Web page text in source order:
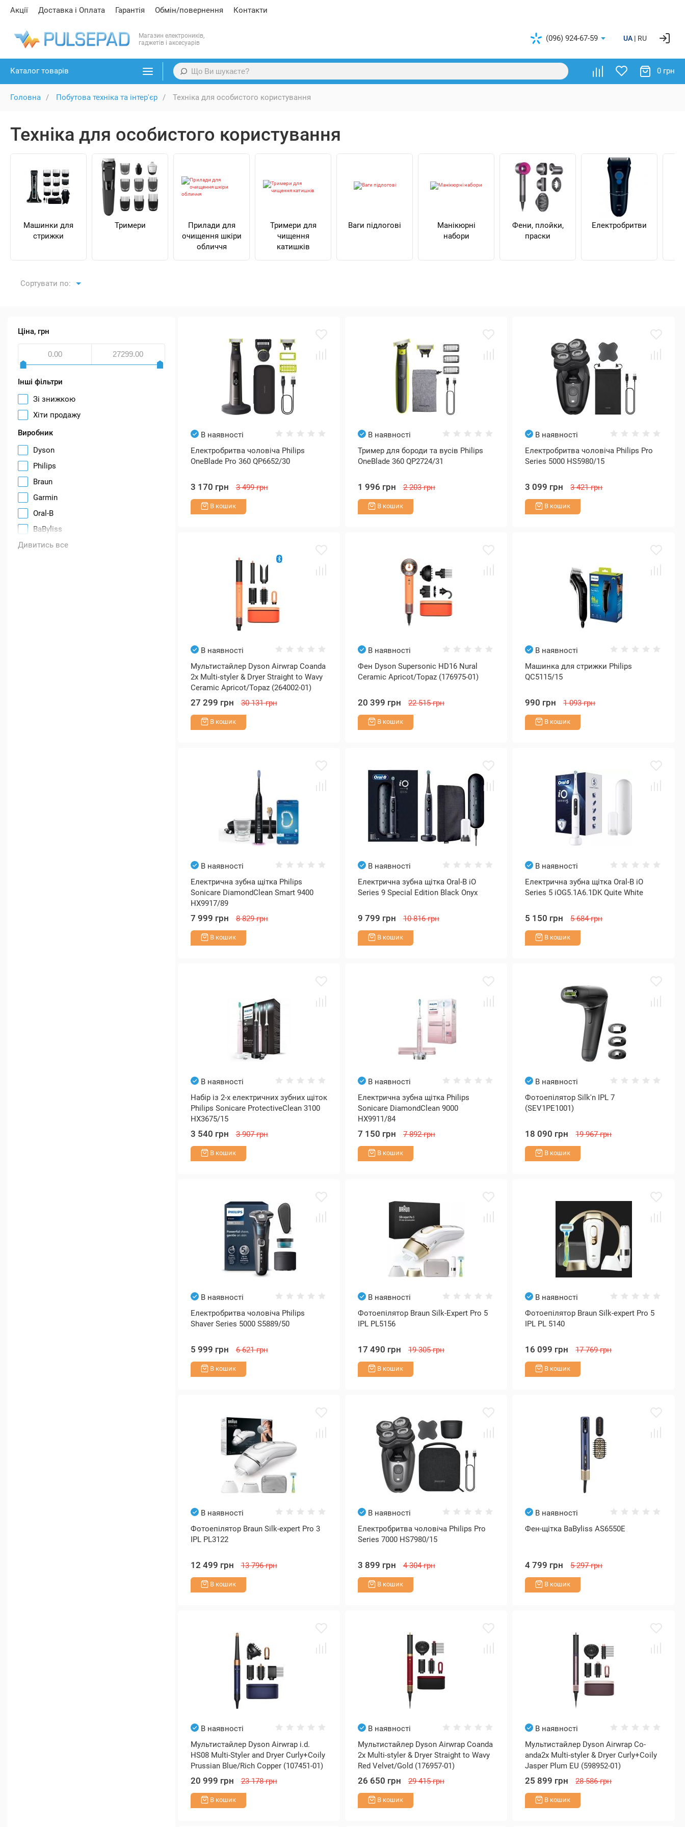
Магазин електроників,
гаджетів і аксесуарів
Акції Доставка і Оплата Гарантія Обмін/повернення Контакти
(096) 924-67-59 UA RU
Каталог товарів 0 грн
Головна Побутова техніка та інтер'єр Техніка для особистого користування
Техніка для особистого користування
Машинки для
стрижки
Тримери
Прилади для
очищення шкіри
обличчя
Тримери для
чищення
катишків
Ваги підлогові
Манікюрні
набори
Фени, плойки,
праски
Електробритви
Сортувати по:
Ціна, грн
Інші фільтри
Зі знижкою
Хіти продажу
Виробник
Dyson
Philips
Braun
Garmin
Oral-B
BaByliss
Дивитись все
В наявності
Електробритва чоловіча Philips
OneBlade Pro 360 QP6652/30
3 170 грн 3 499 грн
В кошик
В наявності
Тример для бороди та вусів Philips
OneBlade 360 QP2724/31
1 996 грн 2 203 грн
В кошик
В наявності
Електробритва чоловіча Philips Pro
Series 5000 HS5980/15
3 099 грн 3 421 грн
В кошик
В наявності
Мультистайлер Dyson Airwrap Coanda
2x Multi-styler & Dryer Straight to Wavy
Ceramic Apricot/Topaz (264002-01)
27 299 грн 30 131 грн
В кошик
В наявності
Фен Dyson Supersonic HD16 Nural
Ceramic Apricot/Topaz (176975-01)
20 399 грн 22 515 грн
В кошик
В наявності
Машинка для стрижки Philips
QC5115/15
990 грн 1 093 грн
В кошик
В наявності
Електрична зубна щітка Philips
Sonicare DiamondClean Smart 9400
HX9917/89
7 999 грн 8 829 грн
В кошик
В наявності
Електрична зубна щітка Oral-B iO
Series 9 Special Edition Black Onyx
9 799 грн 10 816 грн
В кошик
В наявності
Електрична зубна щітка Oral-B iO
Series 5 iOG5.1A6.1DK Quite White
5 150 грн 5 684 грн
В кошик
В наявності
Набір із 2-х електричних зубних щіток
Philips Sonicare ProtectiveClean 3100
HX3675/15
3 540 грн 3 907 грн
В кошик
В наявності
Електрична зубна щітка Philips
Sonicare DiamondClean 9000
HX9911/84
7 150 грн 7 892 грн
В кошик
В наявності
Фотоепілятор Silk'n IPL 7
(SEV1PE1001)
18 090 грн 19 967 грн
В кошик
В наявності
Електробритва чоловіча Philips
Shaver Series 5000 S5889/50
5 999 грн 6 621 грн
В кошик
В наявності
Фотоепілятор Braun Silk-Expert Pro 5
IPL PL5156
17 490 грн 19 305 грн
В кошик
В наявності
Фотоепілятор Braun Silk-expert Pro 5
IPL PL 5140
16 099 грн 17 769 грн
В кошик
В наявності
Фотоепілятор Braun Silk-expert Pro 3
IPL PL3122
12 499 грн 13 796 грн
В кошик
В наявності
Електробритва чоловіча Philips Pro
Series 7000 HS7980/15
3 899 грн 4 304 грн
В кошик
В наявності
Фен-щітка BaByliss AS6550E
4 799 грн 5 297 грн
В кошик
В наявності
Мультистайлер Dyson Airwrap i.d.
HS08 Multi-Styler and Dryer Curly+Coily
Prussian Blue/Rich Copper (107451-01)
20 999 грн 23 178 грн
В кошик
В наявності
Мультистайлер Dyson Airwrap Coanda
2x Multi-styler & Dryer Straight to Wavy
Red Velvet/Gold (176957-01)
26 650 грн 29 415 грн
В кошик
В наявності
Мультистайлер Dyson Airwrap Co-
anda2x Multi-styler & Dryer Curly+Coily
Jasper Plum EU (598952-01)
25 899 грн 28 586 грн
В кошик